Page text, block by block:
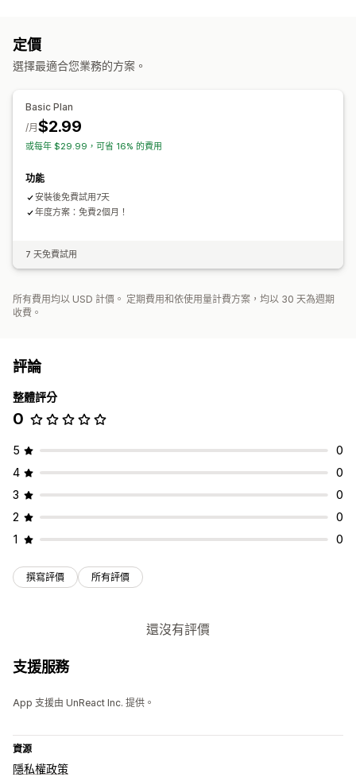
定價
選擇最適合您業務的方案。
Basic Plan
$2.99
/月
或每年 $29.99，可省 16% 的費用
功能
安裝後免費試用7天
年度方案：免費2個月！
7 天免費試用
所有費用均以 USD 計價。 定期費用和依使用量計費方案，均以 30 天為週期
收費。
評論
整體評分
0
5
0
4
0
3
0
2
0
1
0
撰寫評價 所有評價
還沒有評價
支援服務
App 支援由 UnReact Inc. 提供。
資源
隱私權政策